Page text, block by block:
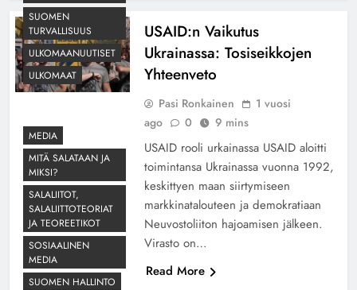
SUOMEN
TURVALLISUUS
ULKOMAANUUTISET
ULKOMAAT
USAID:n Vaikutus
Ukrainassa: Tosiseikkojen
Yhteenveto
Pasi Ronkainen
1 vuosi
ago
0 9 mins
USAID rooli urkainassa USAID aloitti
toimintansa Ukrainassa vuonna 1992,
keskittyen maan siirtymiseen
markkinatalouteen ja demokratiaan
Neuvostoliiton hajoamisen jälkeen.
Virasto on…
Read More
MEDIA
MITÄ SALATAAN JA
MIKSI?
SALALIITOT,
SALALIITTOTEORIAT
JA TEOREETIKOT
SOSIAALINEN
MEDIA
SUOMEN HALLINTO